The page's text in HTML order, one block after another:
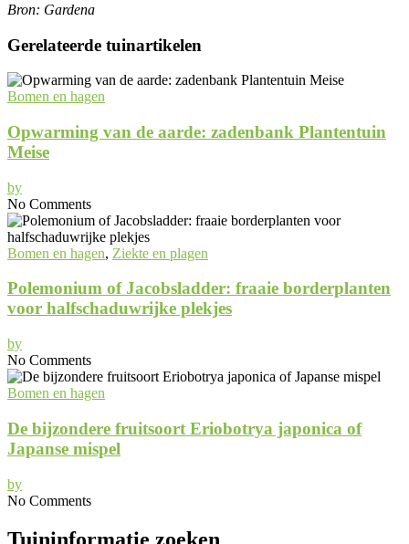
Bron: Gardena
Gerelateerde tuinartikelen
Bomen en hagen
Opwarming van de aarde: zadenbank Plantentuin
Meise
by
No Comments
Bomen en hagen, Ziekte en plagen
Polemonium of Jacobsladder: fraaie borderplanten
voor halfschaduwrijke plekjes
by
No Comments
Bomen en hagen
De bijzondere fruitsoort Eriobotrya japonica of
Japanse mispel
by
No Comments
Tuininformatie zoeken